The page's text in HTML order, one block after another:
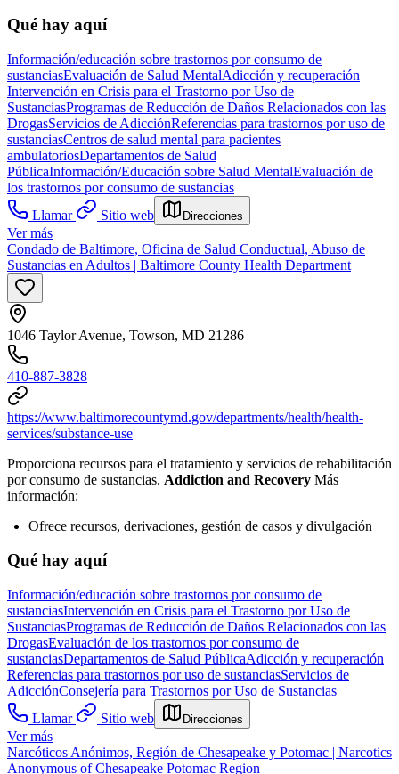
Qué hay aquí
Información/educación sobre trastornos por consumo de
sustanciasEvaluación de Salud MentalAdicción y recuperación
Intervención en Crisis para el Trastorno por Uso de
SustanciasProgramas de Reducción de Daños Relacionados con las
DrogasServicios de AdicciónReferencias para trastornos por uso de
sustanciasCentros de salud mental para pacientes
ambulatoriosDepartamentos de Salud
PúblicaInformación/Educación sobre Salud MentalEvaluación de
los trastornos por consumo de sustancias
Llamar
Sitio web Direcciones
Ver más
Condado de Baltimore, Oficina de Salud Conductual, Abuso de
Sustancias en Adultos | Baltimore County Health Department
1046 Taylor Avenue, Towson, MD 21286
410-887-3828
https://www.baltimorecountymd.gov/departments/health/health-
services/substance-use
Proporciona recursos para el tratamiento y servicios de rehabilitación
por consumo de sustancias. Addiction and Recovery Más
información:
Ofrece recursos, derivaciones, gestión de casos y divulgación
Qué hay aquí
Información/educación sobre trastornos por consumo de
sustanciasIntervención en Crisis para el Trastorno por Uso de
SustanciasProgramas de Reducción de Daños Relacionados con las
DrogasEvaluación de los trastornos por consumo de
sustanciasDepartamentos de Salud PúblicaAdicción y recuperación
Referencias para trastornos por uso de sustanciasServicios de
AdicciónConsejería para Trastornos por Uso de Sustancias
Llamar
Sitio web Direcciones
Ver más
Narcóticos Anónimos, Región de Chesapeake y Potomac | Narcotics
Anonymous of Chesapeake Potomac Region